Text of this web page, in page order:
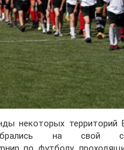
некоторых территорий
на свой